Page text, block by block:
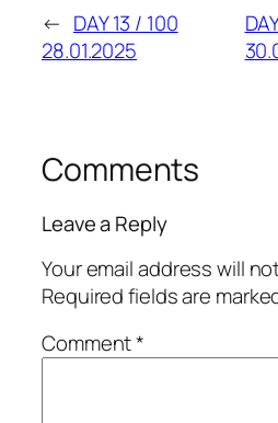
← DAY 13 / 100
28.01.2025
Comments
Leave a Reply
Your email address will
Required fields are
Comment*